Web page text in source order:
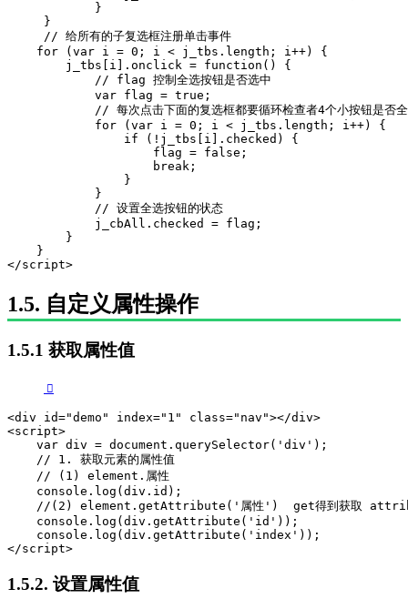
            }
     }
     // 给所有的子复选框注册单击事件
    for (var i = 0; i < j_tbs.length; i++) {
        j_tbs[i].onclick = function() {
            // flag 控制全选按钮是否选中
            var flag = true;
// 每次点击下面的复选框都要循环检查者4个小按钮是否
            for (var i = 0; i < j_tbs.length; i++) {
                if (!j_tbs[i].checked) {
                    flag = false;
                    break;
                }
            }
            // 设置全选按钮的状态
            j_cbAll.checked = flag;
        }
    }
</script>
1.5. 自定义属性操作
1.5.1 获取属性值
<div id="demo" index="1" class="nav"></div>
<script>
    var div = document.querySelector('div');
    // 1. 获取元素的属性值
    // (1) element.属性
    console.log(div.id);
//(2) element.getAttribute('属性')  get得到获取
    console.log(div.getAttribute('id'));
    console.log(div.getAttribute('index'));
</script>
1.5.2. 设置属性值